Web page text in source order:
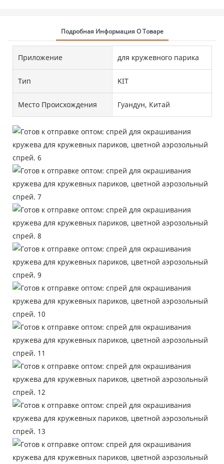
Подробная Информация О Товаре
Приложение для кружевного парика
Тип KIT
Место Происхождения Гуандун, Китай